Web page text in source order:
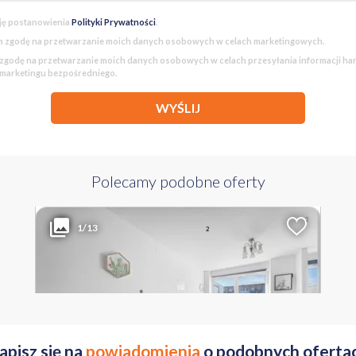
postanowienia Polityki Prywatności.
zgodę na przetwarzanie moich danych osobowych w celach marketingowych.
na przetwarzanie moich danych osobowych w celach przesyłania informacji
bezpośredniego.
WYŚLIJ
Polecamy podobne oferty
1/131
2
Cena za m2
12 874 PLN
Mazowieckie Warszawa Białołęka Odkryta
się na powiadomienia o podobnych